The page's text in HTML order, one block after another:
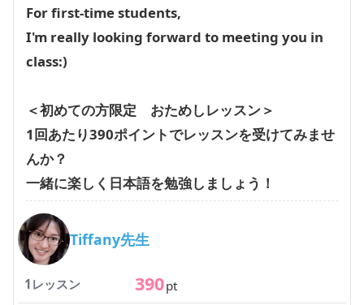
For first-time students,
I'm really looking forward to meeting you in
class:)
＜初めての方限定 おためしレッスン＞
1回あたり390ポイントでレッスンを受けてみませ
んか？
一緒に楽しく日本語を勉強しましょう！
Tiffany先生
1レッスン 390pt